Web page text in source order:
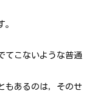
。
てこないような普通
もあるのは，そのせ